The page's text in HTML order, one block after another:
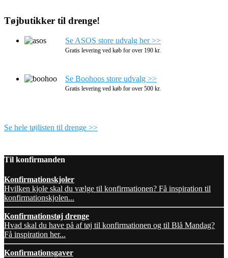
Tøjbutikker til drenge!
Se ASOS store udvalg her >>
Gratis levering ved køb for over 190 kr.
Se Boohoos store udvalg >>
Gratis levering ved køb for over 500 kr.
Se hele tøjlisten til drenge >>
Til konfirmanden
Konfirmationskjoler
Hvilken kjole skal du vælge til konfirmationen? Få inspiration til
konfirmationskjolen...
Konfirmationstøj drenge
Hvad skal du have på af tøj til konfirmationen og til Blå Mandag?
Få inspiration her...
Konfirmationsgaver